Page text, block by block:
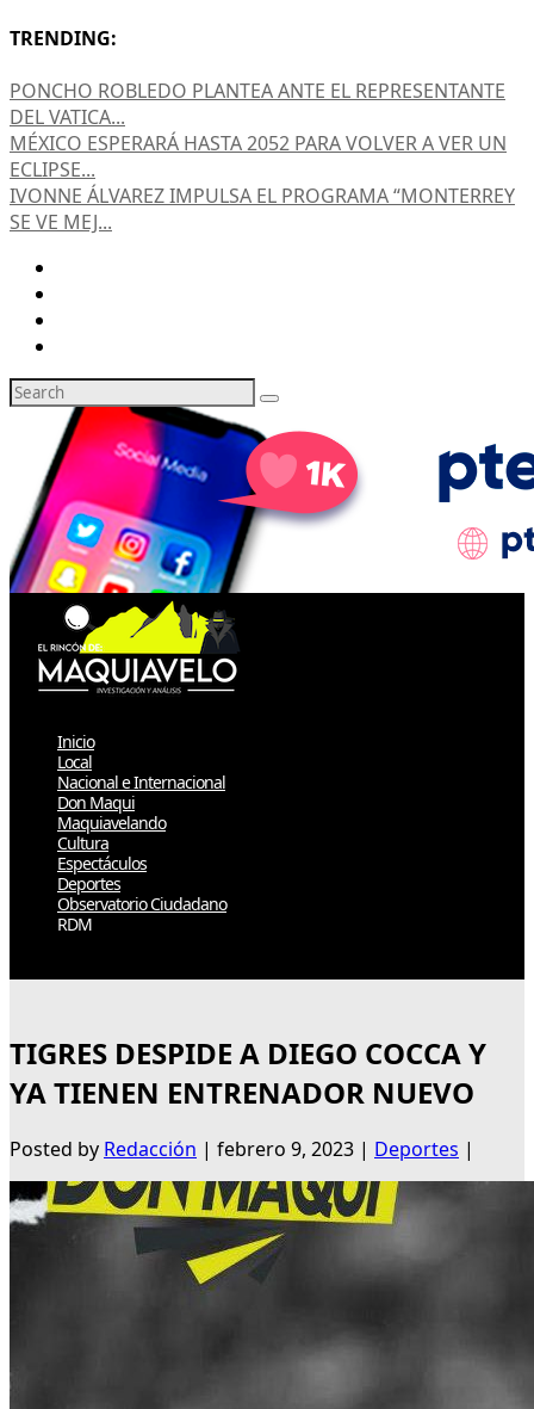
TRENDING:
PONCHO ROBLEDO PLANTEA ANTE EL REPRESENTANTE
DEL VATICA...
MÉXICO ESPERARÁ HASTA 2052 PARA VOLVER A VER UN
ECLIPSE...
IVONNE ÁLVAREZ IMPULSA EL PROGRAMA “MONTERREY
SE VE MEJ...
Inicio
Local
Nacional e Internacional
Don Maqui
Maquiavelando
Cultura
Espectáculos
Deportes
Observatorio Ciudadano
RDM
TIGRES DESPIDE A DIEGO COCCA Y
YA TIENEN ENTRENADOR NUEVO
Posted by Redacción | febrero 9, 2023 | Deportes |